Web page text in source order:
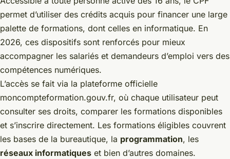
permet d’utiliser des crédits acquis pour financer une large
palette de formations, dont celles en informatique. En
2026, ces dispositifs sont renforcés pour mieux
accompagner les salariés et demandeurs d’emploi vers des
compétences numériques.
L’accès se fait via la plateforme officielle
moncompteformation.gouv.fr, où chaque utilisateur peut
consulter ses droits, comparer les formations disponibles
et s’inscrire directement. Les formations éligibles couvrent
les bases de la bureautique, la programmation, les
réseaux informatiques et bien d’autres domaines.